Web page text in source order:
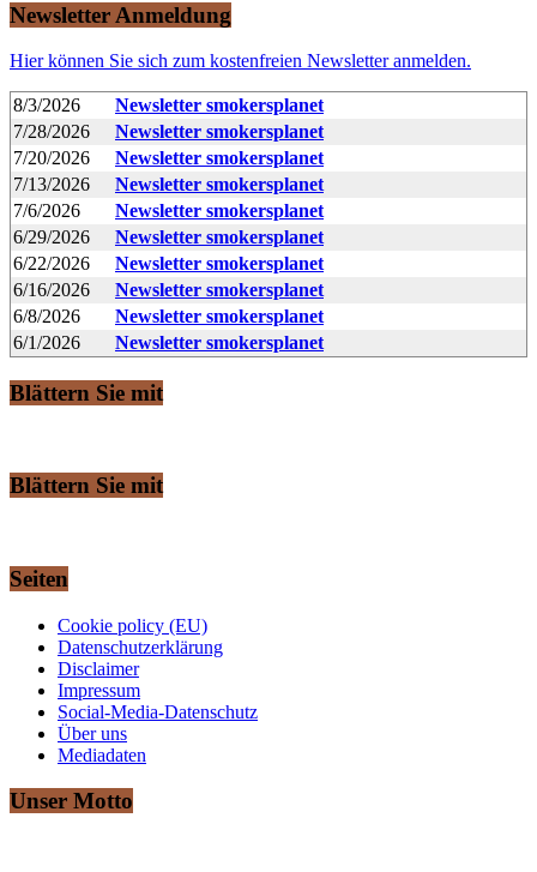
Newsletter Anmeldung
Hier können Sie sich zum kostenfreien Newsletter anmelden.
8/3/2026
Newsletter smokersplanet
7/28/2026
Newsletter smokersplanet
7/20/2026
Newsletter smokersplanet
7/13/2026
Newsletter smokersplanet
7/6/2026
Newsletter smokersplanet
6/29/2026
Newsletter smokersplanet
6/22/2026
Newsletter smokersplanet
6/16/2026
Newsletter smokersplanet
6/8/2026
Newsletter smokersplanet
6/1/2026
Newsletter smokersplanet
Blättern Sie mit
Blättern Sie mit
Seiten
Cookie policy (EU)
Datenschutzerklärung
Disclaimer
Impressum
Social-Media-Datenschutz
Über uns
Mediadaten
Unser Motto